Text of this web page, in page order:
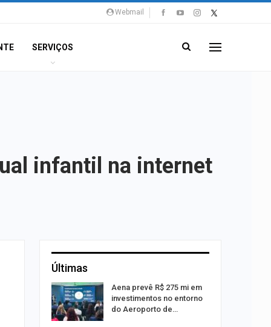
Webmail
SERVIÇOS
infantil na internet
Últimas
Aena prevê R$ 275 mi em
investimentos no entorno
do Aeroporto de…